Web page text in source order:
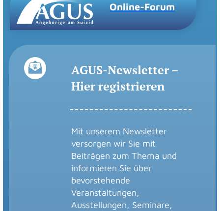
Online-Forum
AGUS-Newsletter –
Hier registrieren
Mit unserem Newsletter
versorgen wir Sie mit
Beiträgen zum Thema und
informieren Sie über
bevorstehende
Veranstaltungen,
Ausstellungen, Seminare,